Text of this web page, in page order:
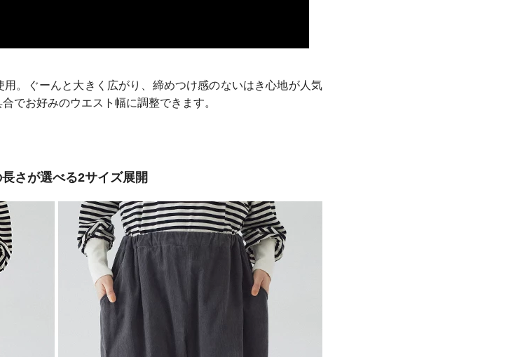
。ぐーんと大きく広がり、締めつけ感のないはき心地が人気
でお好みのウエスト幅に調整できます。
さが選べる2サイズ展開